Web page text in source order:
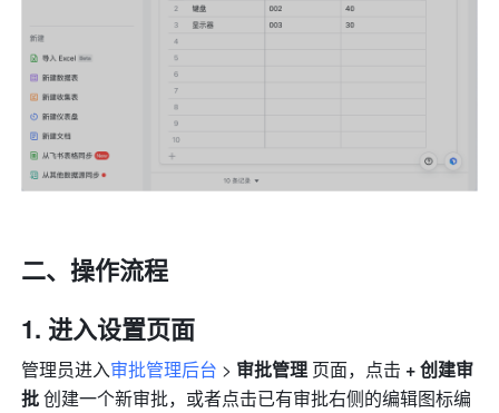
二、操作流程
进入设置页面
管理员进入审批管理后台 > 审批管理 页面，点击 + 创建审
批 创建一个新审批，或者点击已有审批右侧的编辑图标编